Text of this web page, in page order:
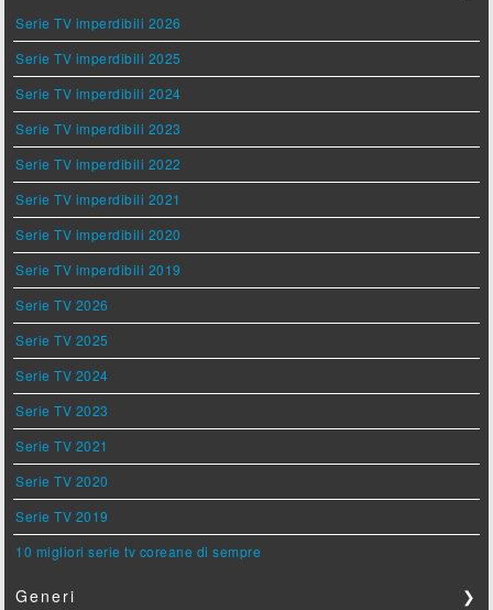
Serie TV imperdibili 2026
Serie TV imperdibili 2025
Serie TV imperdibili 2024
Serie TV imperdibili 2023
Serie TV imperdibili 2022
Serie TV imperdibili 2021
Serie TV imperdibili 2020
Serie TV imperdibili 2019
Serie TV 2026
Serie TV 2025
Serie TV 2024
Serie TV 2023
Serie TV 2021
Serie TV 2020
Serie TV 2019
10 migliori serie tv coreane di sempre
Generi ❯